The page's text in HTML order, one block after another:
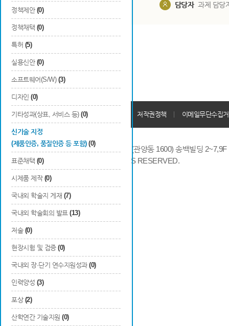
정책제안 (0)
정책채택 (0)
특허 (5)
실용신안 (0)
소프트웨어(S/W) (3)
디자인 (0)
기타성과(상표, 서비스 등) (0)
신기술 지정
(제품인증, 품질인증 등 포함) (0)
표준채택 (0)
시제품 제작 (0)
국내외 학술지 게재 (7)
국내외 학술회의 발표 (13)
저술 (0)
현장시험 및 검증 (0)
국내외 장·단기 연수지원성과 (0)
인력양성 (3)
포상 (2)
산학연간 기술지원 (0)
담당자 과제 담당
개인정보처리방침 회원가입약관 저작권정책 이메일무단수집
14066 경기도 안양시 동안구 시민대로 286 (관양동 1600) 송백빌딩
COPYRIGHTS © 2014 KAIA, ALL RIGHTS RESERVED.